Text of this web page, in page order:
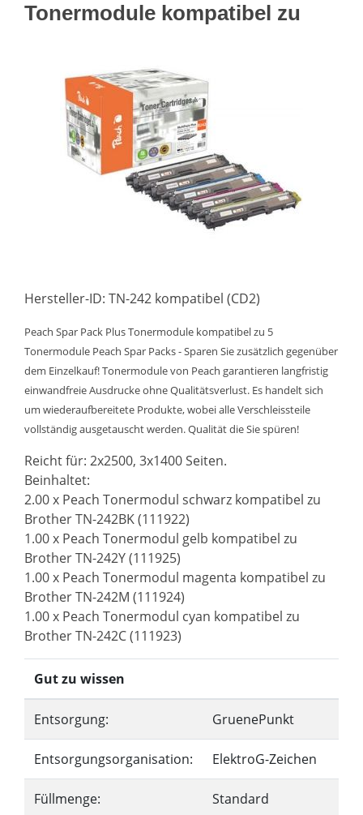
Tonermodule kompatibel zu
Hersteller-ID: TN-242 kompatibel (CD2)
Peach Spar Pack Plus Tonermodule kompatibel zu 5
Tonermodule Peach Spar Packs - Sparen Sie zusätzlich gegenüber
dem Einzelkauf! Tonermodule von Peach garantieren langfristig
einwandfreie Ausdrucke ohne Qualitätsverlust. Es handelt sich
um wiederaufbereitete Produkte, wobei alle Verschleissteile
vollständig ausgetauscht werden. Qualität die Sie spüren!
Reicht für: 2x2500, 3x1400 Seiten.
Beinhaltet:
2.00 x Peach Tonermodul schwarz kompatibel zu
Brother TN-242BK (111922)
1.00 x Peach Tonermodul gelb kompatibel zu
Brother TN-242Y (111925)
1.00 x Peach Tonermodul magenta kompatibel zu
Brother TN-242M (111924)
1.00 x Peach Tonermodul cyan kompatibel zu
Brother TN-242C (111923)
Gut zu wissen
Entsorgung: GruenePunkt
Entsorgungsorganisation: ElektroG-Zeichen
Füllmenge: Standard